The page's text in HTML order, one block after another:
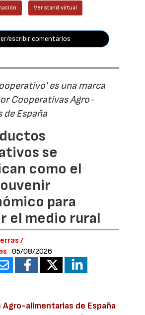
Ver stand virtual
escribir comentarios
es una marca
Cooperativas Agro-
España
se
como el
para
el medio rural
/
05/08/2026
alimentarias de España